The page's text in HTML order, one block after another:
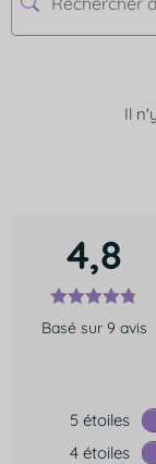
Il
4,8
Basé sur 9 avis
5 étoiles
4 étoiles